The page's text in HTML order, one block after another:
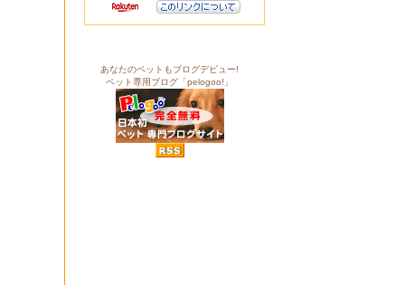
あなたのペットもブログデビュー!
ペット専用ブログ「pelogoo!」